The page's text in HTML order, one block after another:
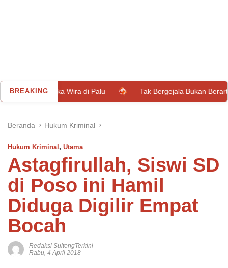
BREAKING
Wira di Palu Tak Bergejala Bukan Berarti Aman, Kenali
Beranda Hukum Kriminal
Hukum Kriminal , Utama
Astagfirullah, Siswi SD
di Poso ini Hamil
Diduga Digilir Empat
Bocah
Redaksi SultengTerkini
Rabu, 4 April 2018